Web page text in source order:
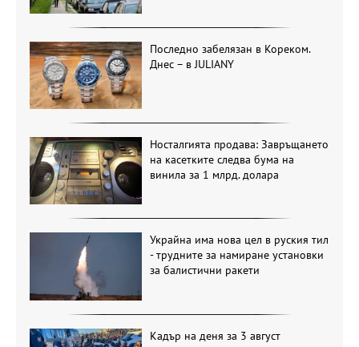
Последно забелязан в Кореком.
Днес – в JULIANY
Носталгията продава: Завръщането
на касетките следва бума на
винила за 1 млрд. долара
Украйна има нова цел в руския тил
- трудните за намиране установки
за балистични ракети
Кадър на деня за 3 август